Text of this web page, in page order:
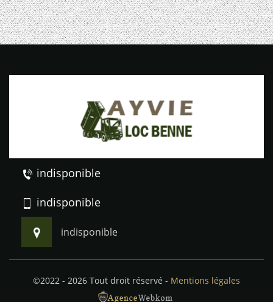
indisponible
indisponible
indisponible
©2022 - 2026 Tout droit réservé - Mentions légales